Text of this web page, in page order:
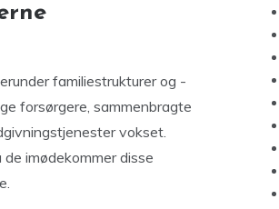
familiestrukturer og -
forsørgere, sammenbragte
vokset.
imødekommer disse